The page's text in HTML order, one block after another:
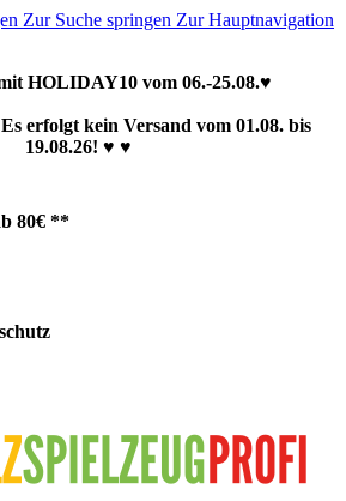
Zur Suche springen Zur Hauptnavigation
HOLIDAY10 vom 06.-25.08.♥
erfolgt kein Versand vom 01.08. bis
19.08.26! ♥ ♥
80€ **